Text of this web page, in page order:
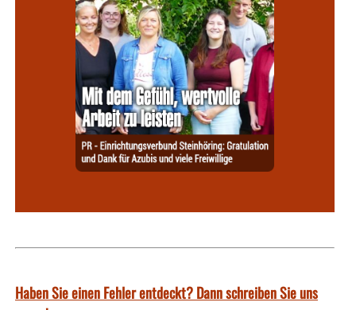
Haben Sie einen Fehler entdeckt? Dann schreiben Sie uns